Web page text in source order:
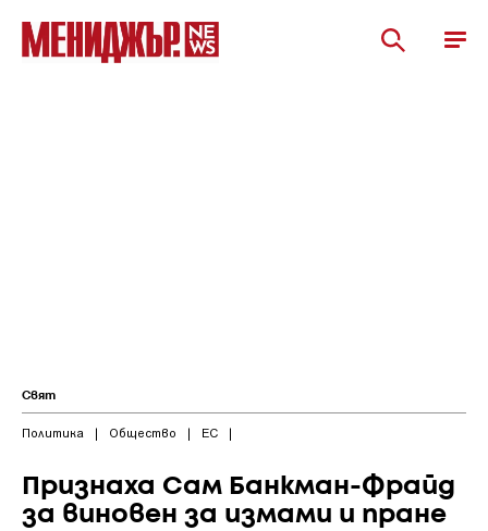
Свят
Политика | Общество | ЕС |
Признаха Сам Банкман-Фрайд
за виновен за измами и пране